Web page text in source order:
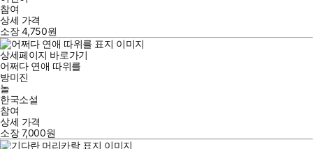
참여
상세 가격
소장4,750원
상세페이지 바로가기
어쩌다 연애 따위를
방미진
놀
한국소설
참여
상세 가격
소장7,000원